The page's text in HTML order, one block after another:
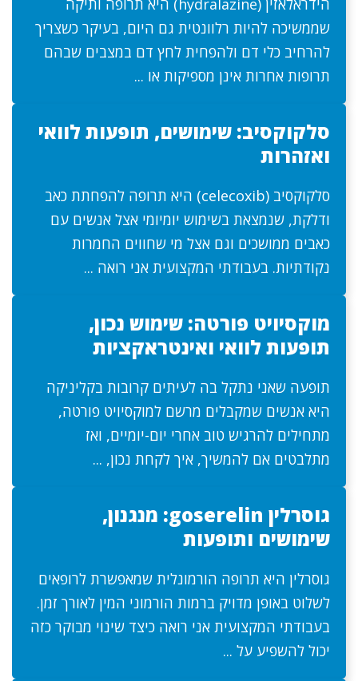
הידראלאזין (hydralazine) היא תרופה ותיקה
שממשיכה להיות רלוונטית גם היום, בעיקר כשצריך
להרחיב כלי דם ולהפחית לחץ דם במצבים שבהם
תרופות אחרות אינן מספיקות או ...
סלקוקסיב: שימושים, תופעות לוואי
ואזהרות
סלקוקסיב (celecoxib) היא תרופה להפחתת כאב
ודלקת, שנמצאת בשימוש יומיומי אצל אנשים עם
כאבים ממושכים וגם אצל מי שחווים החמרות
נקודתיות. בעבודתי המקצועית אני רואה ...
מוקסיויט פורטה: שימוש נכון,
תופעות לוואי ואינטראקציות
תופעה שאני נתקל בה לעיתים קרובות בקליניקה
היא אנשים שמקבלים מרשם למוקסיויט פורטה,
מתחילים להרגיש טוב אחרי יום-יומיים, ואז
מתלבטים אם להמשיך, איך לקחת נכון, ...
גוסרלין goserelin: מנגנון,
שימושים ותופעות
גוסרלין היא תרופה הורמונלית שמאפשרת לרופאים
לשלוט באופן מדויק ברמות הורמוני המין לאורך זמן.
בעבודתי המקצועית אני רואה כיצד שינוי מבוקר כזה
יכול להשפיע על ...